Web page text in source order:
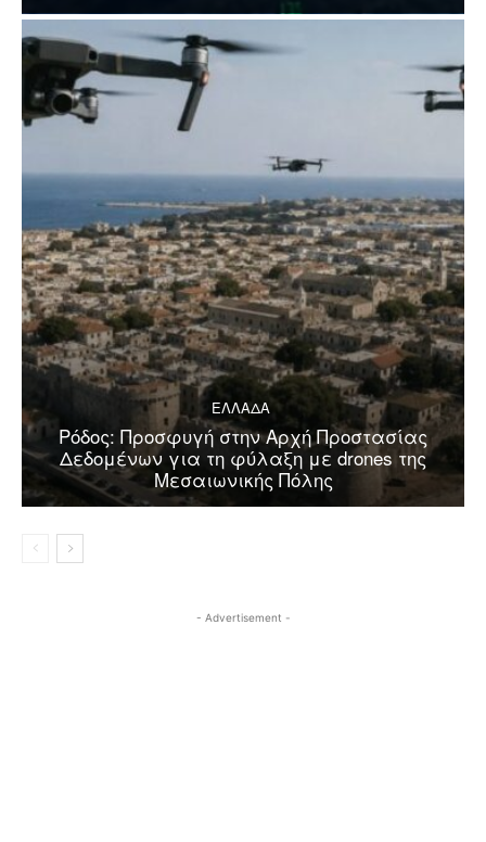
ΕΛΛΑΔΑ
Ρόδος: Προσφυγή στην Αρχή Προστασίας
Δεδομένων για τη φύλαξη με drones της
Μεσαιωνικής Πόλης
- Advertisement -